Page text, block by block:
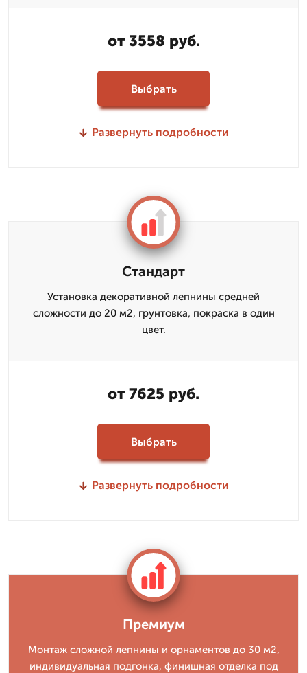
от 3558 руб.
Выбрать
Развернуть подробности
Стандарт
Установка декоративной лепнины средней
сложности до 20 м2, грунтовка, покраска в один
цвет.
от 7625 руб.
Выбрать
Развернуть подробности
Премиум
Монтаж сложной лепнины и орнаментов до 30 м2,
индивидуальная подгонка, финишная отделка под